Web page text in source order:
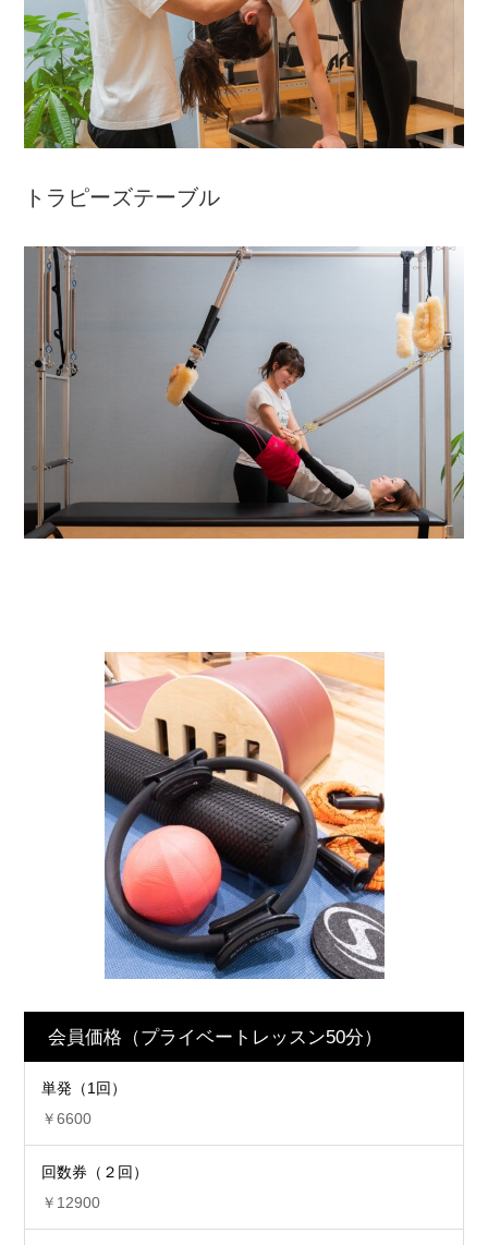
トラピーズテーブル
会員価格（プライベートレッスン50分）
単発（1回）
￥6600
回数券（２回）
￥12900